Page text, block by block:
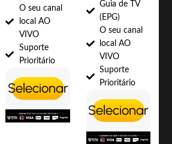
O seu canal
local AO
VIVO
Suporte
Prioritário
Selecionar
Guia de TV
(EPG)
O seu canal
local AO
VIVO
Suporte
Prioritário
Selecionar